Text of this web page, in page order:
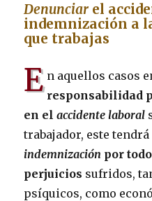
Denunciar el
indemnización a
que trabajas
E n aquellos casos
responsabilidad
en elaccidente laboral
trabajador, este
indemnización por
perjuicios sufridos,
psíquicos, como